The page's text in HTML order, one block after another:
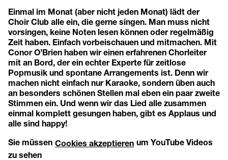
Einmal im Monat (aber nicht jeden Monat) lädt der
Choir Club alle ein, die gerne singen. Man muss nicht
vorsingen, keine Noten lesen können oder regelmäßig
Zeit haben. Einfach vorbeischauen und mitmachen. Mit
Conor O’Brien haben wir einen erfahrenen Chorleiter
mit an Bord, der ein echter Experte für zeitlose
Popmusik und spontane Arrangements ist. Denn wir
machen nicht einfach nur Karaoke, sondern üben auch
an besonders schönen Stellen mal eben ein paar zweite
Stimmen ein. Und wenn wir das Lied alle zusammen
einmal komplett gesungen haben, gibt es Applaus und
alle sind happy!
Sie müssen Cookies akzeptieren um YouTube Videos
zu sehen